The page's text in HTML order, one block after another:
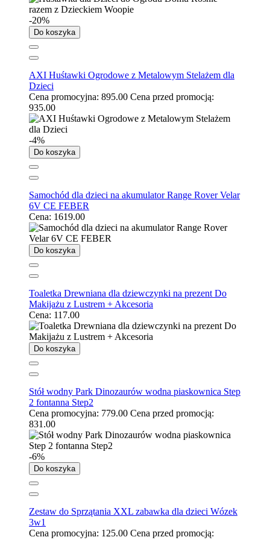
-20%
Do koszyka
AXI Huśtawki Ogrodowe z Metalowym Stelażem dla
Dzieci
Cena promocyjna: 895.00 Cena przed promocją:
935.00
-4%
Do koszyka
Samochód dla dzieci na akumulator Range Rover Velar
6V CE FEBER
Cena: 1619.00
Do koszyka
Toaletka Drewniana dla dziewczynki na prezent Do
Makijażu z Lustrem + Akcesoria
Cena: 117.00
Do koszyka
Stół wodny Park Dinozaurów wodna piaskownica Step
2 fontanna Step2
Cena promocyjna: 779.00 Cena przed promocją:
831.00
-6%
Do koszyka
Zestaw do Sprzątania XXL zabawka dla dzieci Wózek
3w1
Cena promocyjna: 125.00 Cena przed promocją: